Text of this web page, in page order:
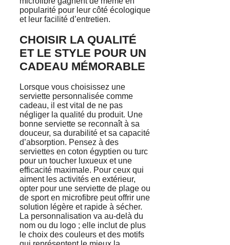
popularité pour leur côté écologique
et leur facilité d’entretien.
CHOISIR LA QUALITÉ
ET LE STYLE POUR UN
CADEAU MÉMORABLE
Lorsque vous choisissez une
serviette personnalisée comme
cadeau, il est vital de ne pas
négliger la qualité du produit. Une
bonne serviette se reconnaît à sa
douceur, sa durabilité et sa capacité
d’absorption. Pensez à des
serviettes en coton égyptien ou turc
pour un toucher luxueux et une
efficacité maximale. Pour ceux qui
aiment les activités en extérieur,
opter pour une serviette de plage ou
de sport en microfibre peut offrir une
solution légère et rapide à sécher.
La personnalisation va au-delà du
nom ou du logo ; elle inclut de plus
le choix des couleurs et des motifs